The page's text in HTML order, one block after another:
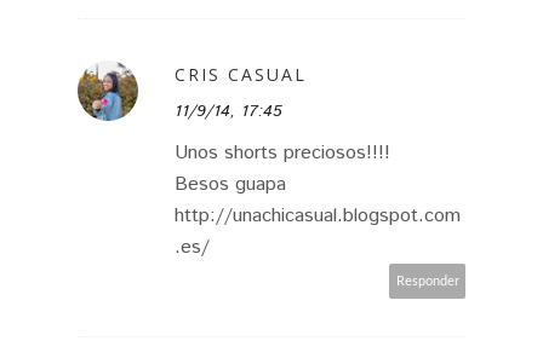
CRIS CASUAL
11/9/14, 17:45
Unos shorts preciosos!!!!
Besos guapa
http://unachicasual.blogspot.com
.es/
Responder